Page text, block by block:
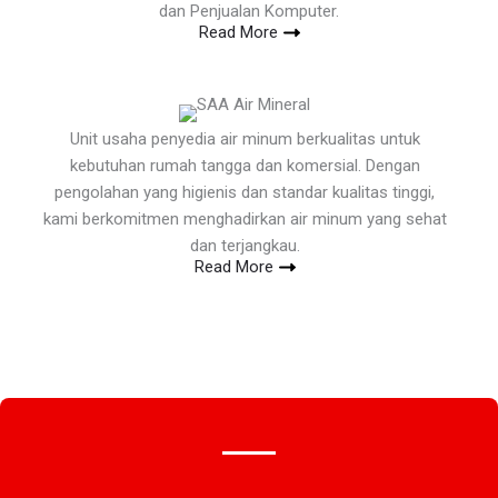
dan Penjualan Komputer.
Read More
Unit usaha penyedia air minum berkualitas untuk
kebutuhan rumah tangga dan komersial. Dengan
pengolahan yang higienis dan standar kualitas tinggi,
kami berkomitmen menghadirkan air minum yang sehat
dan terjangkau.
Read More